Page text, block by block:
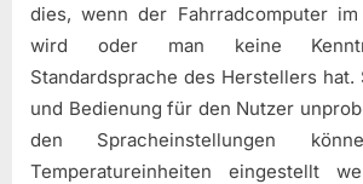
dies, wenn der Fahrradcomputer
wird oder man keine
Standardsprache des Herstellers hat.
und Bedienung für den Nutzer
den Spracheinstellungen
Temperatureinheiten eingestellt